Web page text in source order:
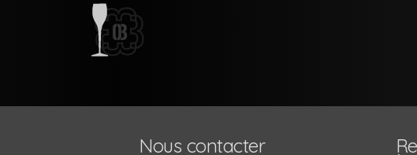
Nous contacter